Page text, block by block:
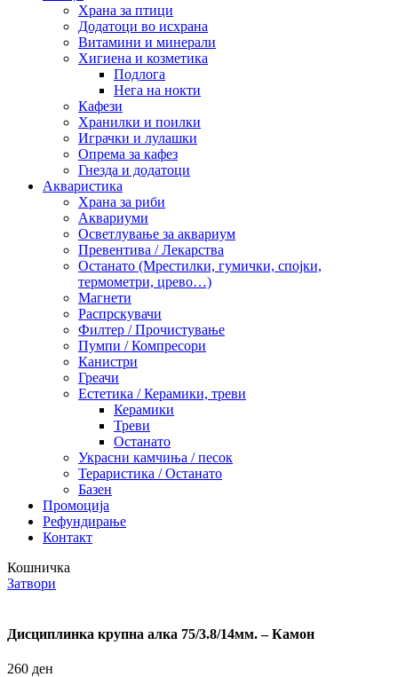
Храна за птици
Додатоци во исхрана
Витамини и минерали
Хигиена и козметика
Подлога
Нега на нокти
Кафези
Хранилки и поилки
Играчки и лулашки
Опрема за кафез
Гнезда и додатоци
Акваристика
Храна за риби
Аквариуми
Осветлување за аквариум
Превентива / Лекарства
Останато (Мрестилки, гумички, спојки,
термометри, црево…)
Магнети
Распрскувачи
Филтер / Прочистување
Пумпи / Компресори
Канистри
Греачи
Естетика / Керамики, треви
Керамики
Треви
Останато
Украсни камчиња / песок
Тераристика / Останато
Базен
Промоција
Рефундирање
Контакт
Кошничка
Затвори
Дисциплинка крупна алка 75/3.8/14мм. – Камон
260 ден